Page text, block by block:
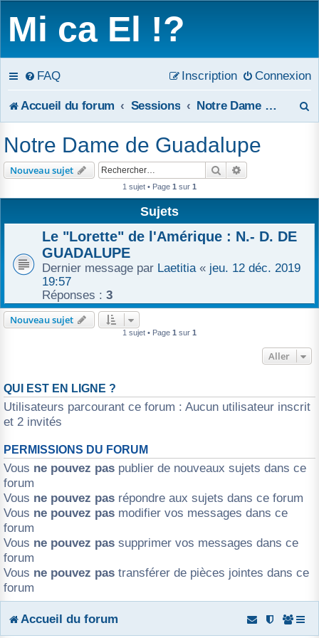
Mi ca El !?
FAQ Connexion
Inscription
Accueil du forum Sessions Notre Dame de Guadalupe
e
Notre Dame de Guadalupe
Nouveau sujet Rechercher
1 sujet • Page 1 sur 1
Sujets
Le "Lorette" de l'Amérique : N.- D. DE
GUADALUPE
Dernier message par Laetitia « jeu. 12 déc. 2019
19:57
Réponses : 3
Nouveau sujet
1 sujet • Page 1 sur 1
Aller
QUI EST EN LIGNE ?
Utilisateurs parcourant ce forum : Aucun utilisateur inscrit
et 2 invités
PERMISSIONS DU FORUM
Vous ne pouvez pas publier de nouveaux sujets dans ce
forum
Vous ne pouvez pas répondre aux sujets dans ce forum
Vous ne pouvez pas modifier vos messages dans ce
forum
Vous ne pouvez pas supprimer vos messages dans ce
forum
Vous ne pouvez pas transférer de pièces jointes dans ce
forum
Accueil du forum